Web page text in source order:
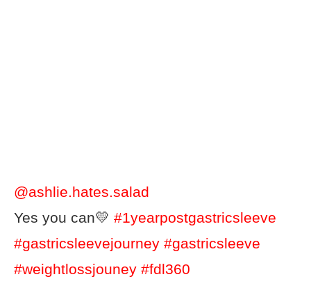
@ashlie.hates.salad
Yes you can💛 #1yearpostgastricsleeve
#gastricsleevejourney #gastricsleeve
#weightlossjouney #fdl360